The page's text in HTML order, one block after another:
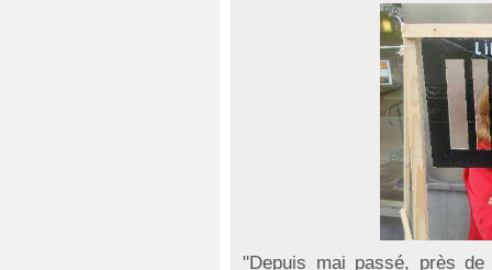
"Depuis mai passé, près